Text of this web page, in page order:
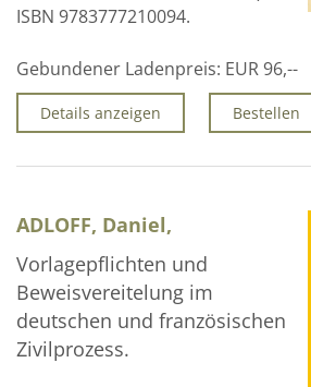
ISBN 9783777210094.
Gebundener Ladenpreis: EUR 96,--
Details anzeigen Bestellen
ADLOFF, Daniel,
Vorlagepflichten und
Beweisvereitelung im
deutschen und französischen
Zivilprozess.